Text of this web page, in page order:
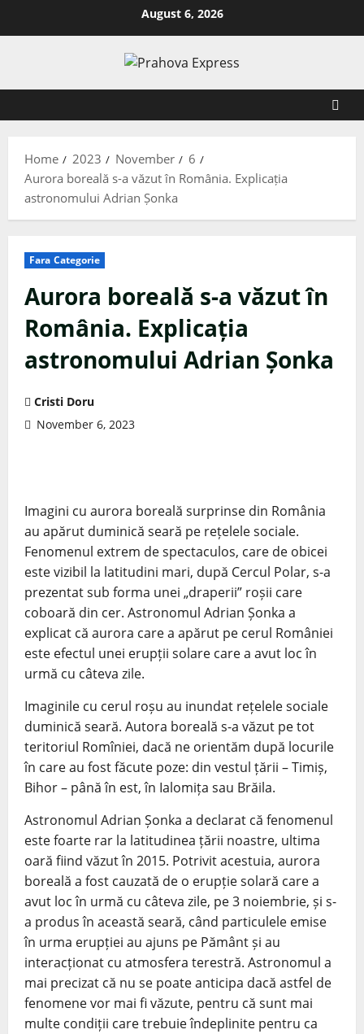
August 6, 2026
Home 2023 November
6
Aurora boreală s-a văzut în România. Explicația
astronomului Adrian Șonka
Fara Categorie
Aurora boreală s-a văzut în
România. Explicația
astronomului Adrian Șonka
Cristi Doru
November 6, 2023
Imagini cu aurora boreală surprinse din România
au apărut duminică seară pe rețelele sociale.
Fenomenul extrem de spectaculos, care de obicei
este vizibil la latitudini mari, după Cercul Polar, s-a
prezentat sub forma unei „draperii” roșii care
coboară din cer. Astronomul Adrian Șonka a
explicat că aurora care a apărut pe cerul României
este efectul unei erupții solare care a avut loc în
urmă cu câteva zile.
Imaginile cu cerul roșu au inundat rețelele sociale
duminică seară. Autora boreală s-a văzut pe tot
teritoriul Romîniei, dacă ne orientăm după locurile
în care au fost făcute poze: din vestul țării – Timiș,
Bihor – până în est, în Ialomița sau Brăila.
Astronomul Adrian Șonka a declarat că fenomenul
este foarte rar la latitudinea țării noastre, ultima
oară fiind văzut în 2015. Potrivit acestuia, aurora
boreală a fost cauzată de o erupție solară care a
avut loc în urmă cu câteva zile, pe 3 noiembrie, și s-
a produs în această seară, când particulele emise
în urma erupției au ajuns pe Pământ și au
interacționat cu atmosfera terestră. Astronomul a
mai precizat că nu se poate anticipa dacă astfel de
fenomene vor mai fi văzute, pentru că sunt mai
multe condiții care trebuie îndeplinite pentru ca